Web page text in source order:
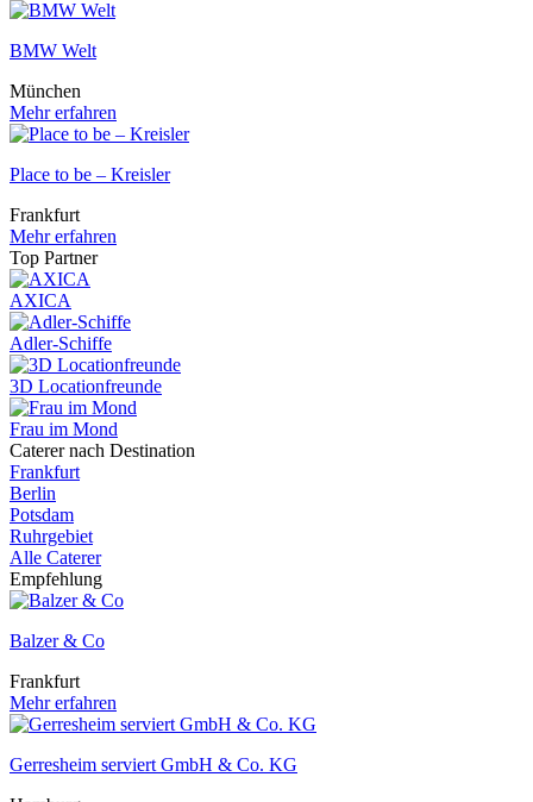
BMW Welt
München
Mehr erfahren
Place to be – Kreisler
Frankfurt
Mehr erfahren
Top Partner
AXICA
Adler-Schiffe
3D Locationfreunde
Frau im Mond
Caterer nach Destination
Frankfurt
Berlin
Potsdam
Ruhrgebiet
Alle Caterer
Empfehlung
Balzer & Co
Frankfurt
Mehr erfahren
Gerresheim serviert GmbH & Co. KG